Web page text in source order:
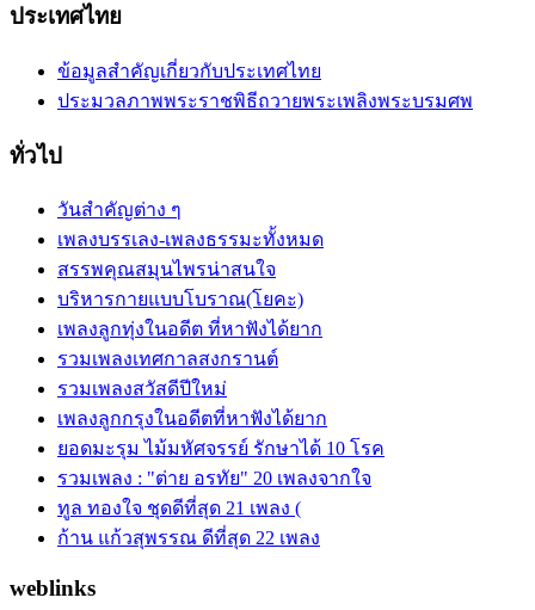
ประเทศไทย
ข้อมูลสำคัญเกี่ยวกับประเทศไทย
ประมวลภาพพระราชพิธีถวายพระเพลิงพระบรมศพ
ทั่วไป
วันสำคัญต่าง ๆ
เพลงบรรเลง-เพลงธรรมะทั้งหมด
สรรพคุณสมุนไพรน่าสนใจ
บริหารกายแบบโบราณ(โยคะ)
เพลงลูกทุ่งในอดีต ที่หาฟังได้ยาก
รวมเพลงเทศกาลสงกรานต์
รวมเพลงสวัสดีปีใหม่
เพลงลูกกรุงในอดีตที่หาฟังได้ยาก
ยอดมะรุม ไม้มหัศจรรย์ รักษาได้ 10 โรค
รวมเพลง : "ต่าย อรทัย" 20 เพลงจากใจ
ทูล ทองใจ ชุดดีที่สุด 21 เพลง (
ก้าน แก้วสุพรรณ ดีที่สุด 22 เพลง
weblinks